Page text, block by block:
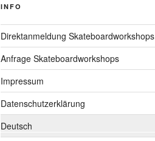
INFO
Direktanmeldung Skateboardworkshops
Anfrage Skateboardworkshops
Impressum
Datenschutzerklärung
Deutsch